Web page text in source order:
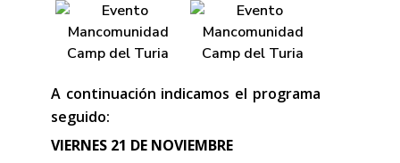
A continuación indicamos el programa
seguido:
VIERNES 21 DE NOVIEMBRE